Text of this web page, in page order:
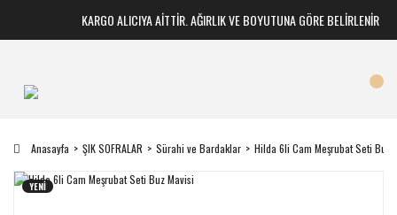
KARGO ALICIYA AİTTİR. AĞIRLIK VE BOYUTUNA GÖRE BELİRLENİR
Anasayfa ŞIK SOFRALAR Sürahi ve Bardaklar Hilda 6li Cam Meşrubat Seti Buz
YENİ